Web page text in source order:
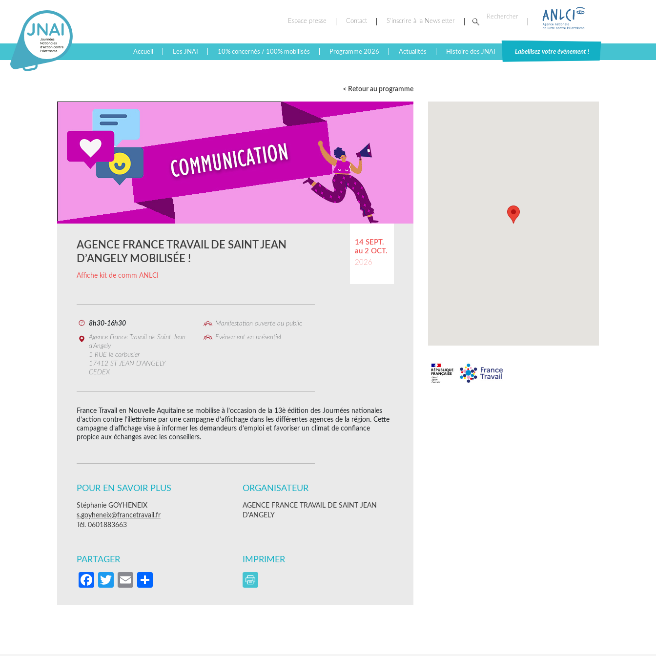
Espace presse Contact S’inscrire à la Newsletter
Accueil Les JNAI 10% concernés / 100% mobilisés Programme 2026 Actualités Histoire des JNAI Labellisez votre évènement !
< Retour au programme
14 SEPT.
au 2 OCT.
2026
AGENCE FRANCE TRAVAIL DE SAINT JEAN
D’ANGELY MOBILISÉE !
Affiche kit de comm ANLCI
8h30-16h30
Manifestation ouverte au public
Agence France Travail de Saint Jean
d'Angely
1 RUE le corbusier
17412 ST JEAN D'ANGELY
CEDEX
Evénement en présentiel
France Travail en Nouvelle Aquitaine se mobilise à l’occasion de la 13è édition des Journées nationales
d’action contre l’illettrisme par une campagne d’affichage dans les différentes agences de la région. Cette
campagne d’affichage vise à informer les demandeurs d’emploi et favoriser un climat de confiance
propice aux échanges avec les conseillers.
POUR EN SAVOIR PLUS
Stéphanie GOYHENEIX
s.goyheneix@francetravail.fr
Tél. 0601883663
ORGANISATEUR
AGENCE FRANCE TRAVAIL DE SAINT JEAN
D'ANGELY
PARTAGER
Facebook
Twitter
Email
IMPRIMER